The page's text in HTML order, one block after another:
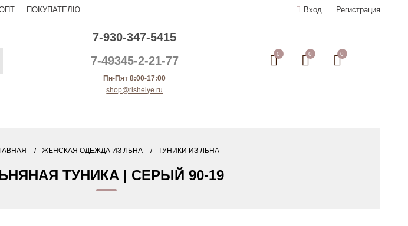
ПОКУПАТЕЛЮ Вход Регистрация
7-930-347-5415
7-49345-2-21-77
Пн-Пят 8:00-17:00
shop@rishelye.ru
0 0 0
ЖЕНСКАЯ ОДЕЖДА ИЗ ЛЬНА ТУНИКИ ИЗ ЛЬНА
ТУНИКА | СЕРЫЙ 90-19